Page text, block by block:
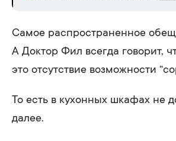
Самое распространенное
А Доктор Фил всегда говорит,
это отсутствие возможности
То есть в кухонных шкафах не
далее.